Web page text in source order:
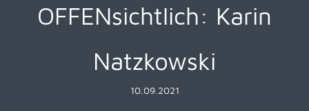
OFFENsichtlich: Karin
Natzkowski
10.09.2021